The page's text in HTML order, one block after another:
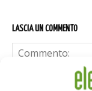
LASCIA UN COMMENTO